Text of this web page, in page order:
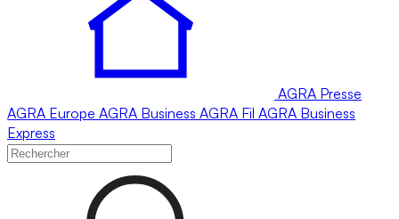
AGRA Presse
AGRA Europe AGRA Business AGRA Fil AGRA Business
Express